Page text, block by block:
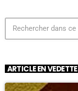
ARTICLE EN VEDETTE